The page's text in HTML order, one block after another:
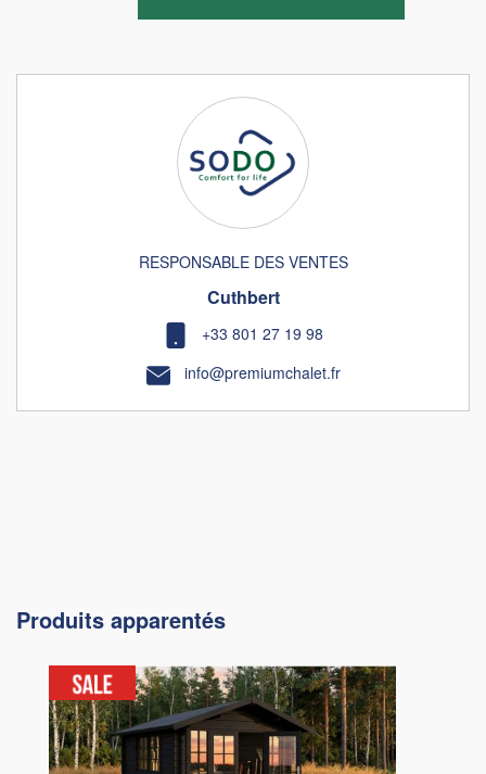
RESPONSABLE DES VENTES
Cuthbert
+33 801 27 19 98
info@premiumchalet.fr
Produits apparentés